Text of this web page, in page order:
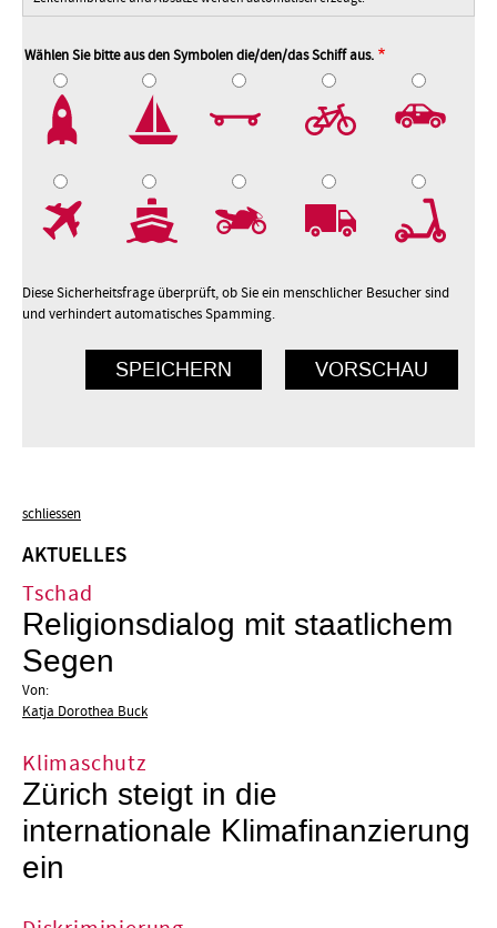
Wählen Sie bitte aus den Symbolen die/den/das Schiff aus.
Diese Sicherheitsfrage überprüft, ob Sie ein menschlicher Besucher sind
und verhindert automatisches Spamming.
schliessen
AKTUELLES
Tschad
Religionsdialog mit staatlichem
Segen
Von:
Katja Dorothea Buck
Klimaschutz
Zürich steigt in die
internationale Klimafinanzierung
ein